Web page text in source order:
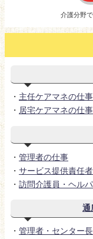
介護分野
・ 主任ケアマネの仕事
・ 居宅ケアマネの仕事
・ 管理者の仕事
・ サービス提供責任
・ 訪問介護員・ヘル
通
・ 管理者・センター